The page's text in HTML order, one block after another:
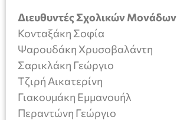
Διευθυντές Σχολικών Μονάδων
Κονταξάκη Σοφία
Ψαρουδάκη Χρυσοβαλάντη
Σαρικλάκη Γεώργιο
Τζιρή Αικατερίνη
Γιακουμάκη Εμμανουήλ
Περαντώνη Γεώργιο